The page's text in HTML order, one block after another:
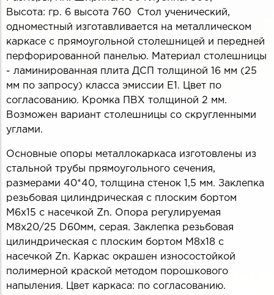
Высота: гр. 6 высота 760 Стол ученический,
одноместный изготавливается на металлическом
каркасе с прямоугольной столешницей и передней
перфорированной панелью. Материал столешницы
- ламинированная плита ДСП толщиной 16 мм (25
мм по запросу) класса эмиссии Е1. Цвет по
согласованию. Кромка ПВХ толщиной 2 мм.
Возможен вариант столешницы со скругленными
углами.
Основные опоры металлокаркаса изготовлены из
стальной трубы прямоугольного сечения,
размерами 40*40, толщина стенок 1,5 мм. Заклепка
резьбовая цилиндрическая с плоским бортом
М6х15 с насечкой Zn. Опора регулируемая
М8х20/25 D60мм, серая. Заклепка резьбовая
цилиндрическая с плоским бортом М8х18 с
насечкой Zn. Каркас окрашен износостойкой
полимерной краской методом порошкового
напыления. Цвет каркаса: по согласованию.